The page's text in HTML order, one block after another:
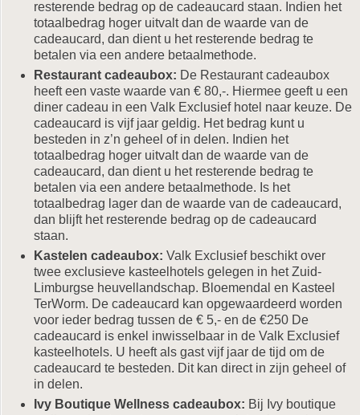
resterende bedrag op de cadeaucard staan. Indien het
totaalbedrag hoger uitvalt dan de waarde van de
cadeaucard, dan dient u het resterende bedrag te
betalen via een andere betaalmethode.
Restaurant cadeaubox: De Restaurant cadeaubox
heeft een vaste waarde van € 80,-. Hiermee geeft u een
diner cadeau in een Valk Exclusief hotel naar keuze. De
cadeaucard is vijf jaar geldig. Het bedrag kunt u
besteden in z’n geheel of in delen. Indien het
totaalbedrag hoger uitvalt dan de waarde van de
cadeaucard, dan dient u het resterende bedrag te
betalen via een andere betaalmethode. Is het
totaalbedrag lager dan de waarde van de cadeaucard,
dan blijft het resterende bedrag op de cadeaucard
staan.
Kastelen cadeaubox: Valk Exclusief beschikt over
twee exclusieve kasteelhotels gelegen in het Zuid-
Limburgse heuvellandschap. Bloemendal en Kasteel
TerWorm. De cadeaucard kan opgewaardeerd worden
voor ieder bedrag tussen de € 5,- en de €250 De
cadeaucard is enkel inwisselbaar in de Valk Exclusief
kasteelhotels. U heeft als gast vijf jaar de tijd om de
cadeaucard te besteden. Dit kan direct in zijn geheel of
in delen.
Ivy Boutique Wellness cadeaubox: Bij Ivy boutique